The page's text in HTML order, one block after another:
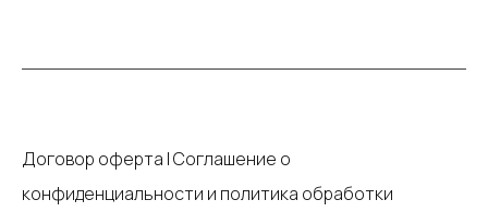
Договор оферта |Соглашение о
конфиденциальности и политика обработки